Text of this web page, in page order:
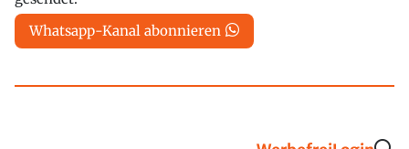
Whatsapp-Kanal abonnieren